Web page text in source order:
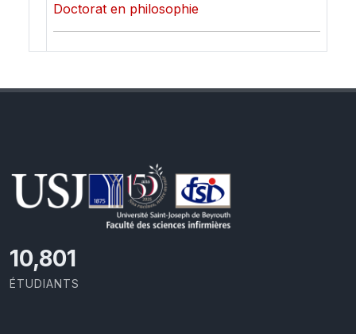
Doctorat en philosophie
11,418
ÉTUDIANTS